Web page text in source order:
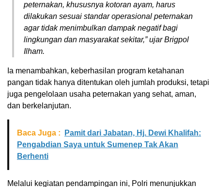
peternakan, khususnya kotoran ayam, harus
dilakukan sesuai standar operasional peternakan
agar tidak menimbulkan dampak negatif bagi
lingkungan dan masyarakat sekitar,” ujar Brigpol
Ilham.
Ia menambahkan, keberhasilan program ketahanan
pangan tidak hanya ditentukan oleh jumlah produksi, tetapi
juga pengelolaan usaha peternakan yang sehat, aman,
dan berkelanjutan.
Baca Juga :
Pamit dari Jabatan, Hj. Dewi Khalifah:
Pengabdian Saya untuk Sumenep Tak Akan
Berhenti
Melalui kegiatan pendampingan ini, Polri menunjukkan